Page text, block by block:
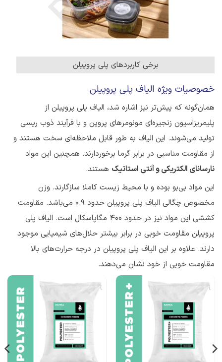
برخی کاربردهای پلی پروپیلن
خصوصیات ویژه الیاف پلی پروپیلن
همان‌گونه که پیش‌تر نیز اشاره شد، الیاف پلی پروپیلن از
پلیمریزاسیون زنجیره‌‌ای مونومرهای پروپن و با فرآیند ذوب ریسی
تولید می‌شوند. این الیاف به طور قابل ملاحظه‌ای سخت هستند و
از مقاومت مناسبی در برابر گرما برخوردارند. همچنین این مواد
نارسانای الکتریکی و آنتی استاتیک هستند.
این مواد بی‌بو بوده و با محیط زیست کاملا سازگارند. وزن
مخصوص چگالی الیاف پلی پروپیلن حدود 0.9 می‌باشد. مقاومت
کششی این مواد نیز در حدود 400 مگاپاسکال است. الیاف پلی
پروپیلن مقاومت خوبی در برابر بیشتر حلال‌های شیمیایی موجود
دارند. علاوه بر این الیاف پلی پروپیلن در درجه حرارت‌های بالا
مقاومت خوبی از خود نشان می‌دهند.